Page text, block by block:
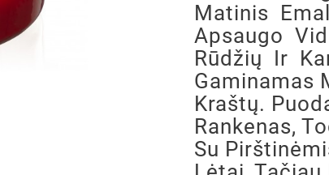
Matinis
Apsaugo
Rūdžių Ir
Gaminamas
Kraštų.
Rankenas,
Su